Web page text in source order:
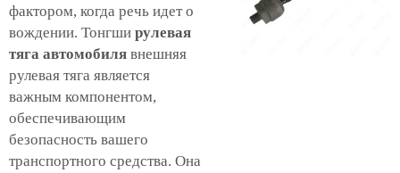
фактором, когда речь идет о
вождении. Тонгши рулевая
тяга автомобиля внешняя
рулевая тяга является
важным компонентом,
обеспечивающим
безопасность вашего
транспортного средства. Она